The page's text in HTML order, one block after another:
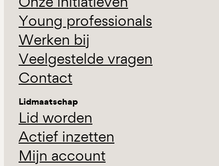
Young professionals
Werken bij
Veelgestelde vragen
Contact
Lidmaatschap
Lid worden
Actief inzetten
Mijn account